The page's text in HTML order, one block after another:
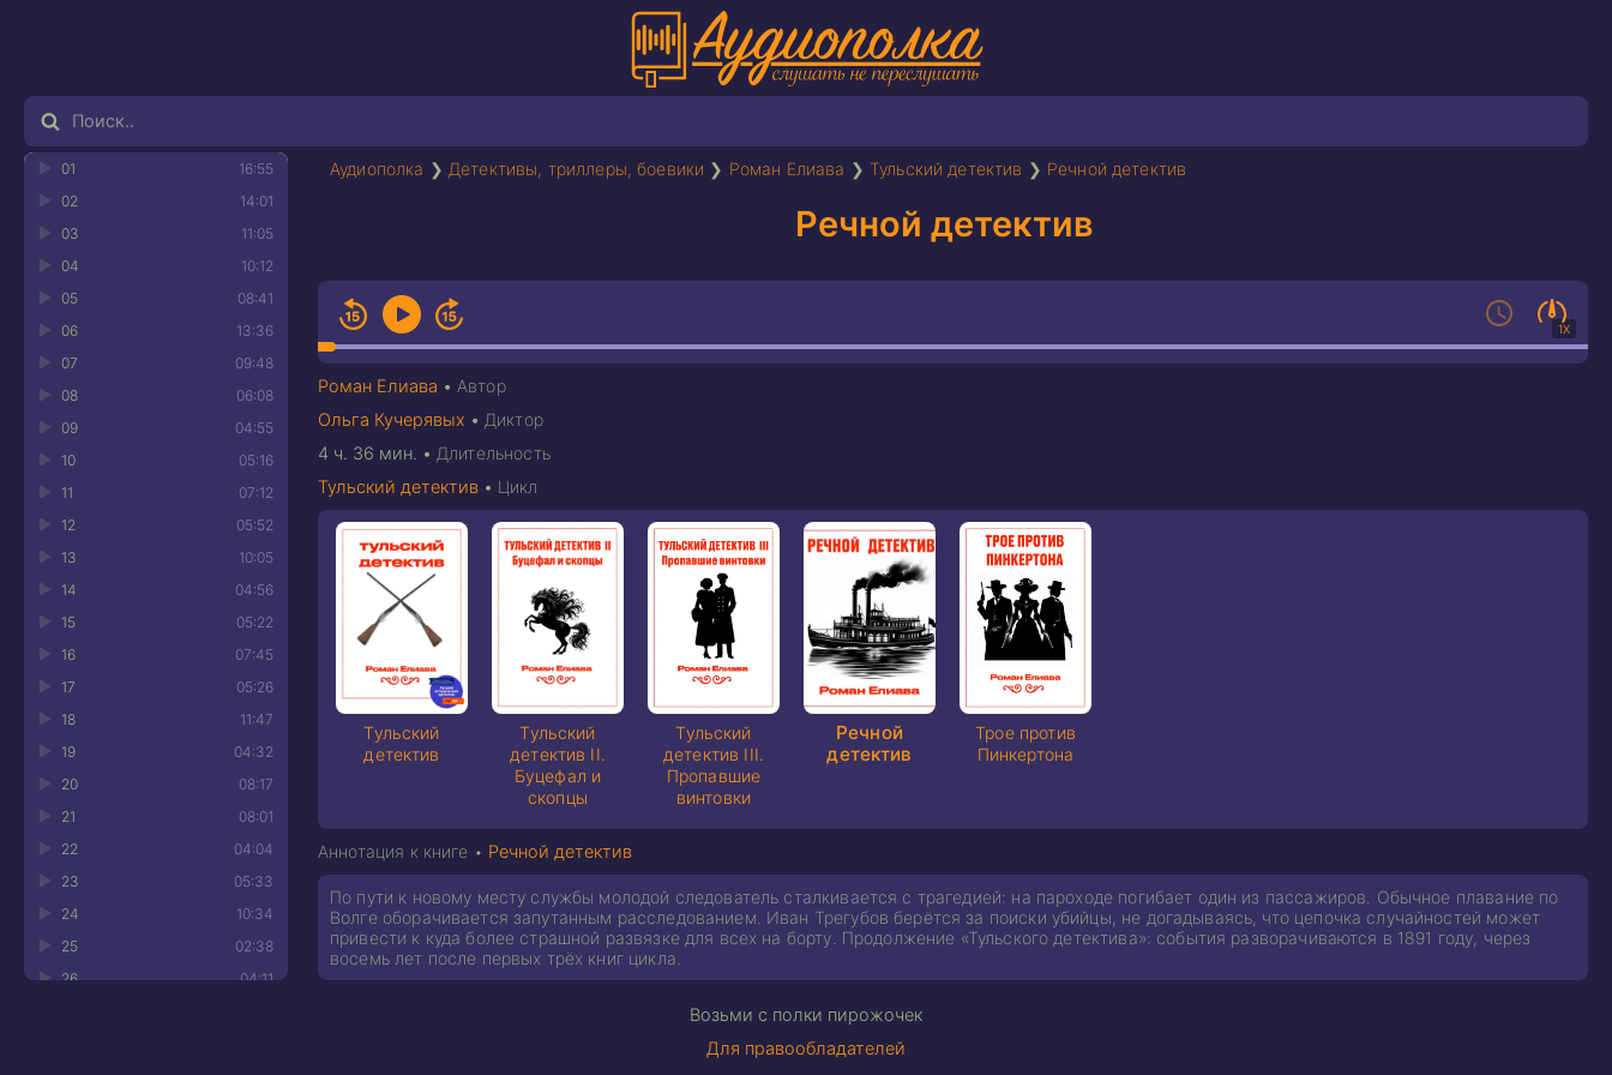
Аудиополка ❯ Детективы, триллеры, боевики ❯ Роман Елиава ❯ Тульский детектив ❯ Речной детектив
Речной детектив
1X
Роман Елиава • Автор
Ольга Кучерявых • Диктор
4 ч. 36 мин. • Длительность
16:55
01
14:01
02
11:05
03
10:12
04
08:41
05
13:36
06
09:48
07
06:08
08
04:55
09
05:16
10
07:12
11
05:52
12
10:05
13
04:56
14
05:22
15
07:45
16
05:26
17
11:47
18
04:32
19
08:17
20
08:01
21
04:04
22
05:33
23
10:34
24
02:38
25
04:11
26
Тульский детектив • Цикл
Тульский
детектив
Тульский
детектив II.
Буцефал и
скопцы
Тульский
детектив III.
Пропавшие
винтовки
Речной
детектив
Трое против
Пинкертона
Аннотация к книге • Речной детектив
По пути к новому месту службы молодой следователь сталкивается с трагедией: на пароходе погибает один из пассажиров. Обычное плавание по
Волге оборачивается запутанным расследованием. Иван Трегубов берётся за поиски убийцы, не догадываясь, что цепочка случайностей может
привести к куда более страшной развязке для всех на борту. Продолжение «Тульского детектива»: события разворачиваются в 1891 году, через
восемь лет после первых трёх книг цикла.
Возьми с полки пирожочек
Для правообладателей